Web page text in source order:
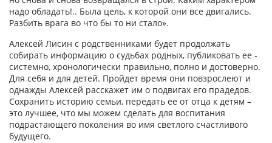
надо обладать!.. Была цель, к которой они все двигались.
Разбить врага во что бы то ни стало».
Алексей Лисин с родственниками будет продолжать
собирать информацию о судьбах родных, публиковать ее -
системно, хронологически правильно, полно и достоверно.
Для себя и для детей. Пройдет время они повзрослеют и
однажды Алексей расскажет им о подвигах его прадедов.
Сохранить историю семьи, передать ее от отца к детям –
это лучшее, что мы можем сделать для воспитания
подрастающего поколения во имя светлого счастливого
будущего.